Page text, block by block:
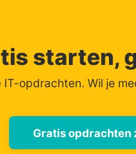
starten,
opdrachten. Wil je
Gratis opdrachten